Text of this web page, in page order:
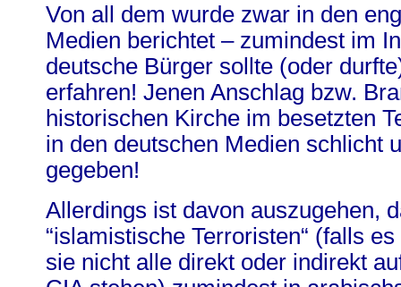
Von all dem wurde zwar in den
Medien berichtet – zumindest im
deutsche Bürger sollte (oder
erfahren! Jenen Anschlag bzw.
historischen Kirche im besetzten
in den deutschen Medien schlicht
gegeben!
Allerdings ist davon auszugehen,
“islamistische Terroristen“ (falls
sie nicht alle direkt oder indirekt